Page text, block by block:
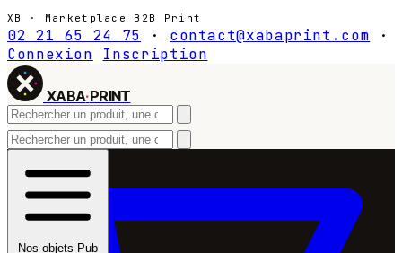
XB · Marketplace B2B Print
02 21 65 24 75 · contact@xabaprint.com
·
Connexion
Inscription
XABA·PRINT
Nos objets Pub